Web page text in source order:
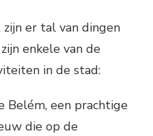
er tal van dingen
enkele van de
in de stad:
Belém, een prachtige
die op de